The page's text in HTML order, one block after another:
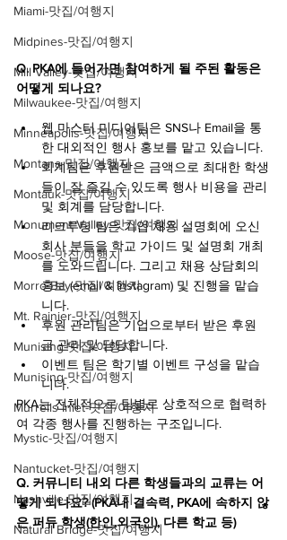
Miami-맛집/여행지
Midpines-맛집/여행지
Mill Valley-맛집/여행지
Milwaukee-맛집/여행지
Minneapolis-맛집/여행지
Montana-맛집/여행지
Montauk-맛집/여행지
Monument Valley-맛집/여행지
Moose-맛집/여행지
Morro Bay-맛집/여행지
Mt. Rainier-맛집/여행지
Munising-맛집/여행지
Munising-맛집/여행지
Murrells Inlet-맛집/여행지
Mystic-맛집/여행지
Nantucket-맛집/여행지
Nashville-맛집/여행지
Natural Bridge-맛집/여행지
Q. PKA에 들어가면 참여하게 될 주된 활동은
어떻게 되나요?
웹 마스터 미디어팀은 SNS나 Email을 통
한 대외적인 행사 홍보를 맡고 있습니다.
회계팀은 후원받은 금액으로 최대한 학생
들이 잘 즐길 수 있도록 행사 비용을 관리
및 회계를 담당합니다.
리크루팅 팀은 기업 채용 설명회에 오신
회사 분들을 학교 가이드 및 설명회 개최
를 도와드립니다. 그리고 채용 상담회의
홍보 (email & Instagram) 및 진행을 맡습
니다.
후원 관리팀은 기업으로부터 받은 후원
금 관리 및 담당합니다.
이벤트 팀은 학기별 이벤트 구성을 맡습
니다.
PKA는 전체적으로 팀별로 상호적으로 협력하
여 각종 행사를 진행하는 구조입니다.
Q. 커뮤니티 내외 다른 학생들과의 교류는 어
떻게 되나요? (PKA내 결속력, PKA에 속하지 않
은 퍼듀 학생(한인,외국인), 다른 학교 등)